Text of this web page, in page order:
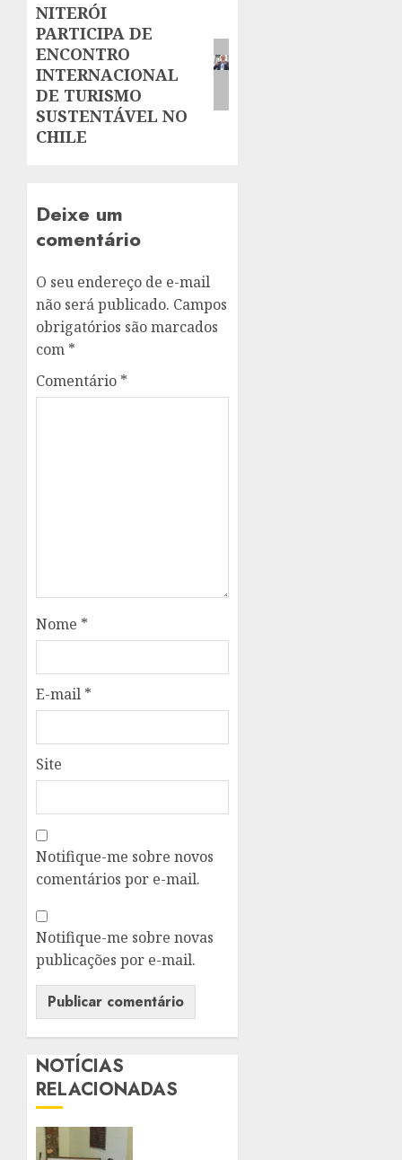
Next
post:
NITERÓI
PARTICIPA DE
ENCONTRO
INTERNACIONAL
DE TURISMO
SUSTENTÁVEL NO
CHILE
Deixe um
comentário
O seu endereço de e-mail
não será publicado. Campos
obrigatórios são marcados
com *
Comentário *
Nome *
E-mail *
Site
Notifique-me sobre novos
comentários por e-mail.
Notifique-me sobre novas
publicações por e-mail.
NOTÍCIAS
RELACIONADAS